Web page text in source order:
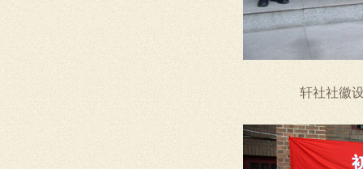
轩社社徽